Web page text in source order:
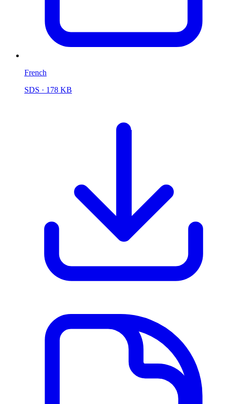
French
SDS · 178 KB